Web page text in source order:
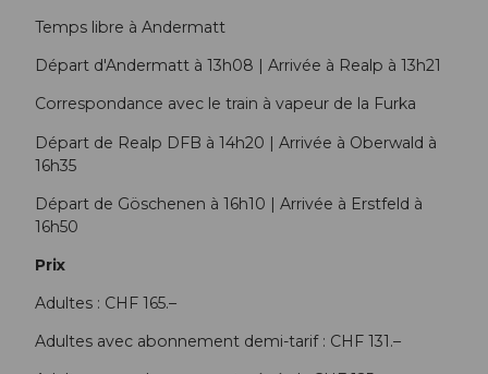
Temps libre à Andermatt
Départ d'Andermatt à 13h08 | Arrivée à Realp à 13h21
Correspondance avec le train à vapeur de la Furka
Départ de Realp DFB à 14h20 | Arrivée à Oberwald à
16h35
Départ de Göschenen à 16h10 | Arrivée à Erstfeld à
16h50
Prix
Adultes : CHF 165.–
Adultes avec abonnement demi-tarif : CHF 131.–